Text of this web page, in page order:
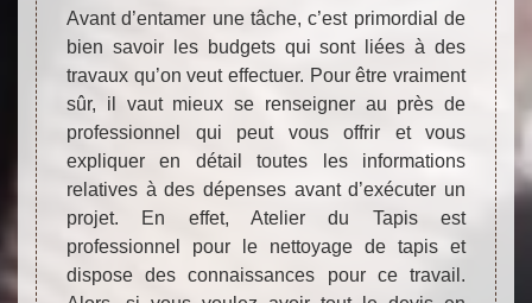
Avant d’entamer une tâche, c’est primordial de
bien savoir les budgets qui sont liées à des
travaux qu’on veut effectuer. Pour être vraiment
sûr, il vaut mieux se renseigner au près de
professionnel qui peut vous offrir et vous
expliquer en détail toutes les informations
relatives à des dépenses avant d’exécuter un
projet. En effet, Atelier du Tapis est
professionnel pour le nettoyage de tapis et
dispose des connaissances pour ce travail.